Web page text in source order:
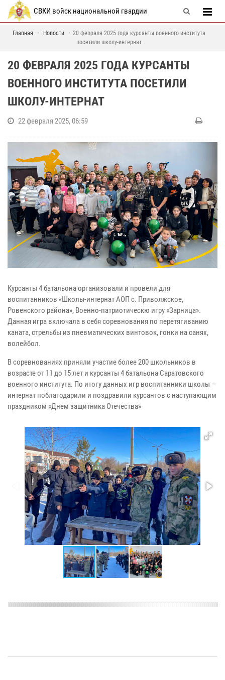
СВКИ войск национальной гвардии
Главная Новости
20 февраля 2025 года курсанты военного института
посетили школу-интернат
20 ФЕВРАЛЯ 2025 ГОДА КУРСАНТЫ
ВОЕННОГО ИНСТИТУТА ПОСЕТИЛИ
ШКОЛУ-ИНТЕРНАТ
22 февраля 2025, 06:59
Курсанты 4 батальона организовали и провели для
воспитанников «Школы-интернат АОП с. Приволжское,
Ровенского района», Военно-патриотическю игру «Зарница».
Данная игра включала в себя соревнования по перетягиванию
каната, стрельбы из пневматических винтовок, гонки на санях,
волейбол.
В соревнованиях приняли участие более 200 школьников в
возрасте от 11 до 15 лет и курсанты 4 батальона Саратовского
военного института. По итогу данных игр воспитанники школы —
интернат поблагодарили и поздравили курсантов с наступающим
праздником «Днем защитника Отечества»